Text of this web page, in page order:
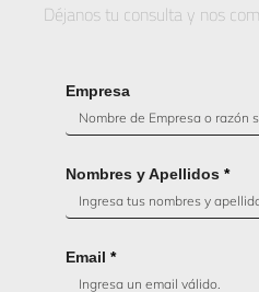
Déjanos tu consulta y nos
Empresa
Nombres y Apellidos *
Email *